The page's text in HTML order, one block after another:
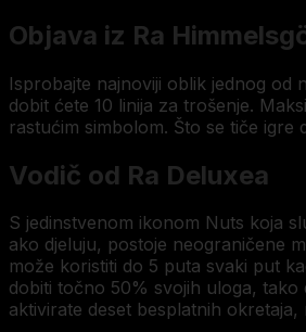
Objava iz Ra
Isprobajte najnoviji oblik jednog od
dobit ćete 10 linija za trošenje.
rastućim simbolom. Što se tiče
Vodič od Ra Deluxea
S jedinstvenom ikonom Nuts koja
ako djeluju, postoje neograničene
može koristiti do 5 puta svaki put
dobiti točno 50% svojih uloga,
aktivirate deset besplatnih